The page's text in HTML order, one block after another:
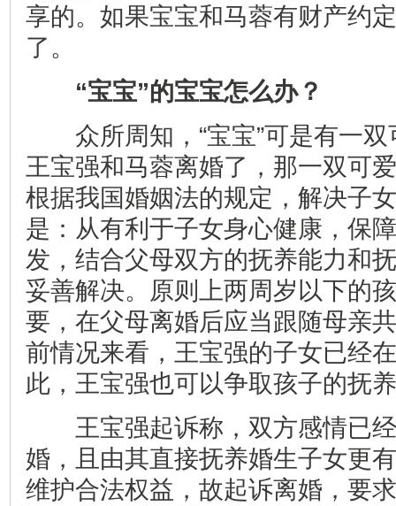
享的。如果宝宝和马蓉有财产约
了。
“宝宝”的宝宝怎么办？
众所周知，“宝宝”可是有一双
王宝强和马蓉离婚了，那一双可
根据我国婚姻法的规定，解决子
是：从有利于子女身心健康，保
发，结合父母双方的抚养能力和
妥善解决。原则上两周岁以下的
要，在父母离婚后应当跟随母亲
前情况来看，王宝强的子女已经
此，王宝强也可以争取孩子的抚
王宝强起诉称，双方感情已经
婚，且由其直接抚养婚生子女更
维护合法权益，故起诉离婚，要